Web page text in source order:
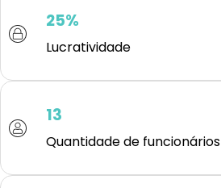
25%
Lucratividade
13
Quantidade de funcionários